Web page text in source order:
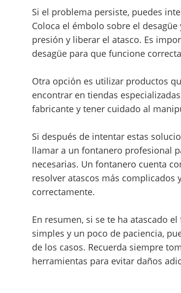
Si el problema persiste, puedes
Coloca el émbolo sobre el
presión y liberar el atasco. Es
desagüe para que funcione
Otra opción es utilizar productos
encontrar en tiendas
fabricante y tener cuidado al
Si después de intentar estas
llamar a un fontanero profesional
necesarias. Un fontanero cuenta
resolver atascos más
correctamente.
En resumen, si se te ha atascado
simples y un poco de paciencia,
de los casos. Recuerda siempre
herramientas para evitar daños